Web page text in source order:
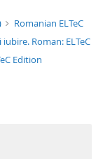
Romanian ELTeC
Roman: ELTeC
Edition